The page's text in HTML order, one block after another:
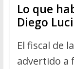
Lo que
Diego
El fiscal de
advertido a